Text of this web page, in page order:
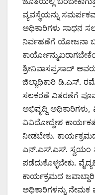
ವ್ಯವಸ್ಥೆಯನ್ನು
ಅಧಿಕಾರಿಗಳು ಸಾಧನ
ನಿರ್ವಹಣೆಗೆ ಯೋಜನಾ
ಶ್ರೀನಿವಾಸಪ್ರಸಾದ್
ಜಿಲ್ಲಾಧಿಕಾರಿ ಡಿ.ಎಸ್.
ಸಲಕರಣೆ ವಿತರಣೆಗೆ
ಅಭಿವೃದ್ದಿ
ವಿವಿದೋದ್ದೇಶ
ನೀಡಬೇಕು.
ಎನ್.ಎಸ್.ಎಸ್. ಸ್ವಯಂ
ಪಡೆದುಕೊಳ್ಳಬೇಕು.
ಕಾರ್ಯಕ್ರಮದ
ಅಧಿಕಾರಿಗಳನ್ನು ನೇಮಕ